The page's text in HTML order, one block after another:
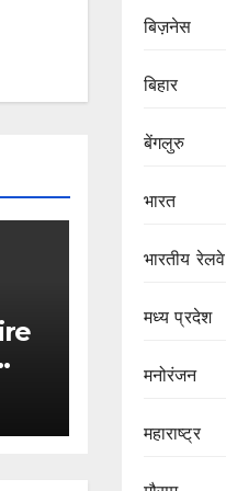
बिज़नेस
बिहार
बेंगलुरु
भारत
भारतीय रेलवे
मध्य प्रदेश
मनोरंजन
महाराष्ट्र